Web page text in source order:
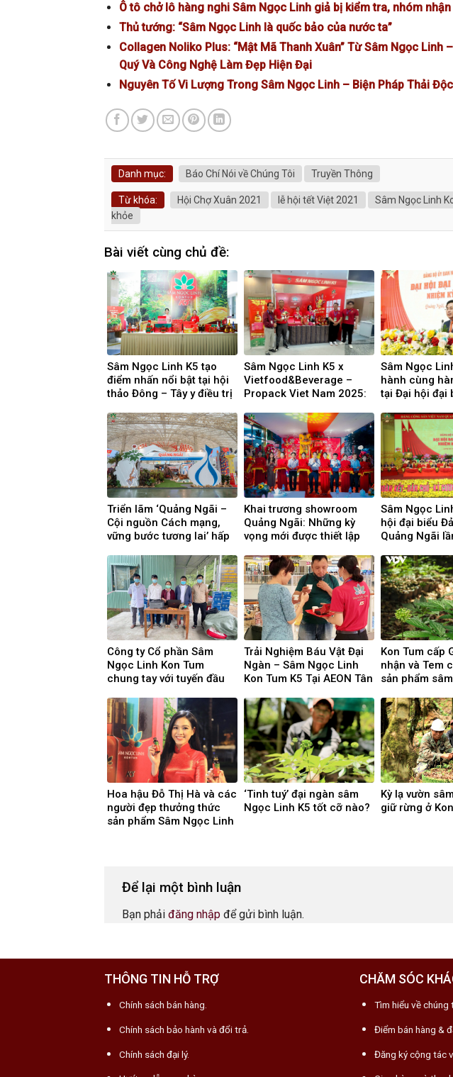
Ô tô chở lô hàng nghi Sâm Ngọc Linh giả bị kiểm tra, nhóm
Thủ tướng: “Sâm Ngọc Linh là quốc bảo của nước ta”
Collagen Noliko Plus: “Mật Mã Thanh Xuân” Từ Sâm Ngọc Linh
Quý Và Công Nghệ Làm Đẹp Hiện Đại
Nguyên Tố Vi Lượng Trong Sâm Ngọc Linh – Biện Pháp Thải
Danh mục: Báo Chí Nói về Chúng Tôi Truyền Thông
Từ khóa: Hội Chợ Xuân 2021 lễ hội tết Việt 2021 Sâm Ngọc Linh
khỏe
Bài viết cùng chủ đề:
Sâm Ngọc Linh K5 tạo
điểm nhấn nổi bật tại hội
thảo Đông – Tây y điều trị
Sâm Ngọc Linh K5 x
Vietfood&Beverage –
Propack Viet Nam 2025:
ngành F&B Việt Nam
Sâm Ngọc
hành cùng
tại Đại hội đại
Triển lãm ‘Quảng Ngãi –
Cội nguồn Cách mạng,
vững bước tương lai’ hấp
Khai trương showroom
Quảng Ngãi: Những kỳ
vọng mới được thiết lập
sóc sức khỏe khách hàng
Sâm Ngọc
hội đại biểu
Quảng Ngãi
tiến trong kỷ
Công ty Cổ phần Sâm
Ngọc Linh Kon Tum
chung tay với tuyến đầu
Trải Nghiệm Báu Vật Đại
Ngàn – Sâm Ngọc Linh
Kon Tum K5 Tại AEON Tân
Kon Tum cấp
nhận và Tem
sản phẩm
Hoa hậu Đỗ Thị Hà và các
người đẹp thưởng thức
sản phẩm Sâm Ngọc Linh
‘Tinh tuý’ đại ngàn sâm
Ngọc Linh K5 tốt cỡ nào?
Kỳ lạ vườn
giữ rừng ở
Để lại một bình luận
Bạn phải đăng nhập để gửi bình luận.
THÔNG TIN HỖ TRỢ
Chính sách bán hàng.
Chính sách bảo hành và đổi trả.
Chính sách đại lý.
CHĂM SÓC
Tìm hiểu về chúng
Điểm bán hàng &
Đăng ký cộng tác